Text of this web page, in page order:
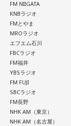
わからず、 /
Laughing Hick /
LEODRAT /
10/12(月・祝) 出演
ao / 青木陽菜 /
汐れいら / aint
えんぷてい / o_all
風呂と街灯 / カド
き出す。」 / Rip
Re.ripe / ルイ /
10/11(日) 出演
Arche / Ayllton /
Akyk / あすなろ
UNFAIR RULE /
irienchy / インナ
UEBO / Wash My
FM NIIGATA
KNBラジオ
FMとやま
MROラジオ
エフエム石川
FBCラジオ
FM福井
YBSラジオ
FM FUJI
SBCラジオ
FM長野
NHK AM（東京）
NHK AM（名古屋）